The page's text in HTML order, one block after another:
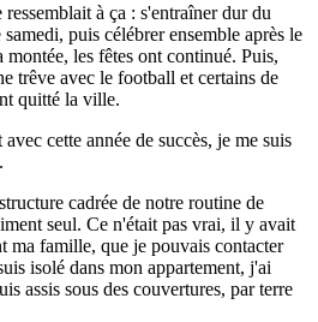
à ça : s'entraîner dur du
puis célébrer ensemble après le
montée, les fêtes ont continué. Puis,
trêve avec le football et certains de
quitté la ville.
cette année de succès, je me suis
cadrée de notre routine de
seul. Ce n'était pas vrai, il y avait
ma famille, que je pouvais contacter
isolé dans mon appartement, j'ai
assis sous des couvertures, par terre